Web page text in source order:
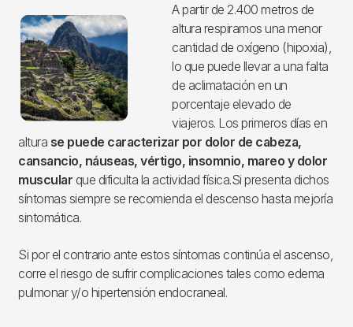
Imagen
A partir de 2.400 metros de
altura respiramos una menor
cantidad de oxígeno (hipoxia),
lo que puede llevar a una falta
de aclimatación en un
porcentaje elevado de
viajeros. Los primeros días en
altura se puede caracterizar por dolor de cabeza,
cansancio, náuseas, vértigo, insomnio, mareo y dolor
muscular que dificulta la actividad física.Si presenta dichos
síntomas siempre se recomienda el descenso hasta mejoría
sintomática.
Si por el contrario ante estos síntomas continúa el ascenso,
corre el riesgo de sufrir complicaciones tales como edema
pulmonar y/o hipertensión endocraneal.